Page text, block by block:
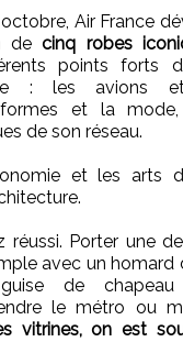
Air France
decinq robes
points forts
: les avions
et la
de son réseau.
et les arts
réussi. Porter une
avec un homard
de
le métro ou
vitrines, on est